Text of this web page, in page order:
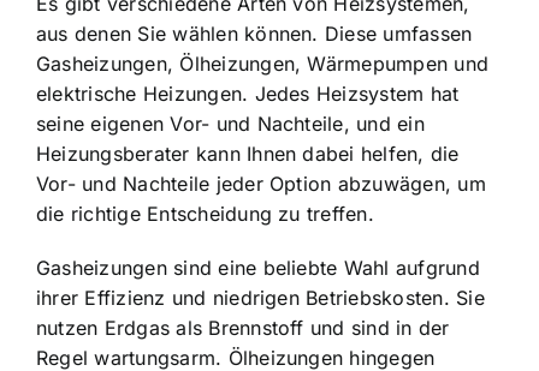
aus denen Sie wählen können. Diese umfassen
Gasheizungen, Ölheizungen, Wärmepumpen und
elektrische Heizungen. Jedes Heizsystem hat
seine eigenen Vor- und Nachteile, und ein
Heizungsberater kann Ihnen dabei helfen, die
Vor- und Nachteile jeder Option abzuwägen, um
die richtige Entscheidung zu treffen.
Gasheizungen sind eine beliebte Wahl aufgrund
ihrer Effizienz und niedrigen Betriebskosten. Sie
nutzen Erdgas als Brennstoff und sind in der
Regel wartungsarm. Ölheizungen hingegen